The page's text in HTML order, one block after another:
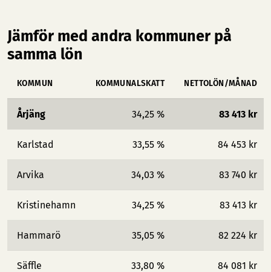
Jämför med andra kommuner på
samma lön
KOMMUN KOMMUNALSKATT NETTOLÖN/MÅNAD
Årjäng 34,25 % 83 413 kr
Karlstad 33,55 % 84 453 kr
Arvika 34,03 % 83 740 kr
Kristinehamn 34,25 % 83 413 kr
Hammarö 35,05 % 82 224 kr
Säffle 33,80 % 84 081 kr